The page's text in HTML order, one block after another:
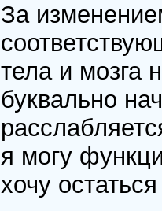
За
тела и мозга
буквально
я могу
хочу